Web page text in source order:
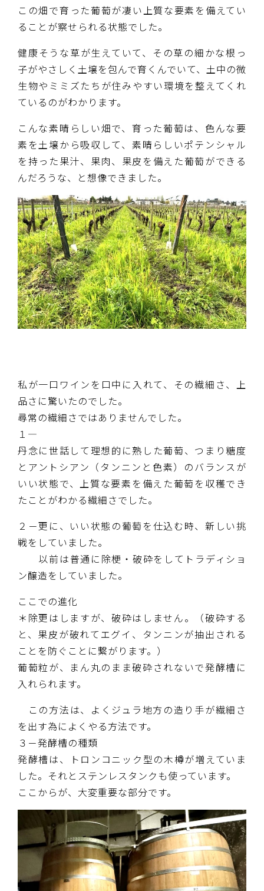
この畑で育った葡萄が凄い上質な要素を備えてい
ることが察せられる状態でした。
健康そうな草が生えていて、その草の細かな根っ
子がやさしく土壌を包んで育くんでいて、土中の微
生物やミミズたちが住みやすい環境を整えてくれ
ているのがわかります。
こんな素晴らしい畑で、育った葡萄は、色んな要
素を土壌から吸収して、素晴らしいポテンシャル
を持った果汁、果肉、果皮を備えた葡萄ができる
んだろうな、と想像できました。
私が一口ワインを口中に入れて、その繊細さ、上
品さに驚いたのでした。
尋常の繊細さではありませんでした。
１―
丹念に世話して理想的に熟した葡萄、つまり糖度
とアントシアン（タンニンと色素）のバランスが
いい状態で、上質な要素を備えた葡萄を収穫でき
たことがわかる繊細さでした。
２－更に、いい状態の葡萄を仕込む時、新しい挑
戦をしていました。
以前は普通に除梗・破砕をしてトラディショ
ン醸造をしていました。
ここでの進化
＊除更はしますが、破砕はしません。（破砕する
と、果皮が破れてエグイ、タンニンが抽出される
ことを防ぐことに繋がります。）
葡萄粒が、まん丸のまま破砕されないで発酵槽に
入れられます。
この方法は、よくジュラ地方の造り手が繊細さ
を出す為によくやる方法です。
３－発酵槽の種類
発酵槽は、トロンコニック型の木樽が増えていま
した。それとステンレスタンクも使っています。
ここからが、大変重要な部分です。